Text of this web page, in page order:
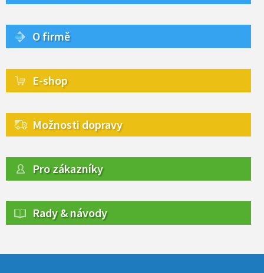
O firmě
E-shop
Možnosti dopravy
Pro zákazníky
Rady & návody